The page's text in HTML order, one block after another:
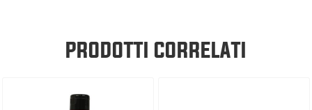
PRODOTTI CORRELATI